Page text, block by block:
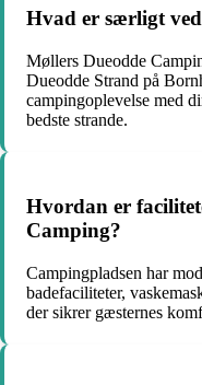
Hvad er særligt
Møllers Dueodde
Dueodde Strand på
campingoplevelse med
bedste strande.
Hvordan er
Camping?
Campingpladsen har
badefaciliteter,
der sikrer gæsternes